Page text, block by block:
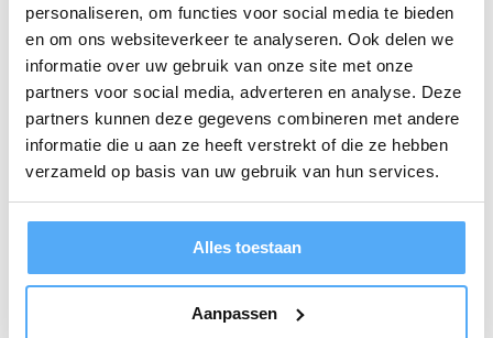
personaliseren, om functies voor social media te bieden
en om ons websiteverkeer te analyseren. Ook delen we
informatie over uw gebruik van onze site met onze
partners voor social media, adverteren en analyse. Deze
partners kunnen deze gegevens combineren met andere
informatie die u aan ze heeft verstrekt of die ze hebben
verzameld op basis van uw gebruik van hun services.
Alles toestaan
Aanpassen
4. Periodiek intervisie sessies met Maruna
5. Kwaliteit, performance en verbeteringen op basis van
feiten en data
6. Betrokkenheid procesbewoners vanaf Define fase in het
project
7. Afstemming met de stakeholders
COACHING BLACK BELT
CERTIFICERING